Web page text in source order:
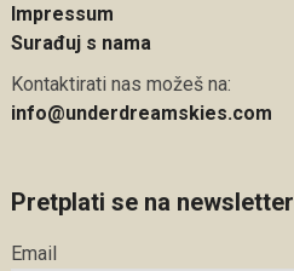
Impressum
Surađuj s nama
Kontaktirati nas možeš na:
info@underdreamskies.com
Pretplati se na newsletter
Email